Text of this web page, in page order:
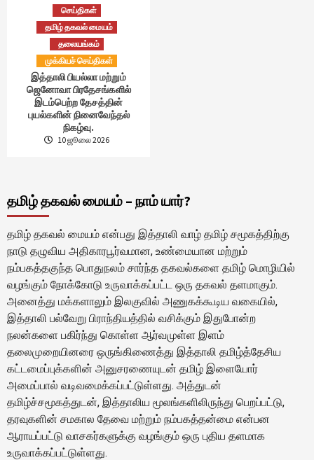
செய்திகள்
தமிழ் தகவல் மையம்
தலையங்கம்
முக்கியச் செய்திகள்
இத்தாலி பியல்லா மற்றும்
ஜெனோவா பிரதேசங்களில்
இடம்பெற்ற தேசத்தின்
புயல்களின் நினைவேந்தல்
நிகழ்வு.
10 ஜூலை 2026
தமிழ் தகவல் மையம் – நாம் யார்?
தமிழ் தகவல் மையம் என்பது இத்தாலி வாழ் தமிழ் சமூகத்திற்கு
நாடு தழுவிய அதிகாரபூர்வமான, உண்மையான மற்றும்
நம்பகத்தகுந்த பொதுநலம் சார்ந்த தகவல்களை தமிழ் மொழியில்
வழங்கும் நோக்கோடு உருவாக்கப்பட்ட ஒரு தகவல் தளமாகும்.
அனைத்து மக்களாலும் இலகுவில் அணுகக்கூடிய வகையில்,
இத்தாலி பல்வேறு பிராந்தியத்தில் வசிக்கும் இதுபோன்ற
நலன்களை பகிர்ந்து கொள்ள ஆர்வமுள்ள இளம்
தலைமுறையினரை ஒருங்கிணைத்து இத்தாலி தமிழ்த்தேசிய
கட்டமைப்புக்களின் அனுசரணையுடன் தமிழ் இளையோர்
அமைப்பால் வடிவமைக்கப்பட்டுள்ளது. அத்துடன்
தமிழ்ச்சமூகத்துடன், இத்தாலிய மூலங்களிலிருந்து பெறப்பட்டு,
தரவுகளின் சமகால தேவை மற்றும் நம்பகத்தன்மை என்பன
ஆராயப்பட்டு வாசகர்களுக்கு வழங்கும் ஒரு புதிய தளமாக
உருவாக்கப்பட்டுள்ளது.